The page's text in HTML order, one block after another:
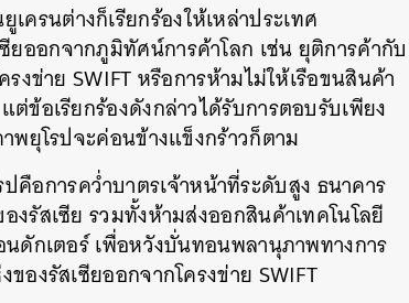
ครนต่างก็เรียกร้องให้เหล่าประเทศ
ออกจากภูมิทัศน์การค้าโลก เช่น ยุติการค้ากับ
งข่าย SWIFT หรือการห้ามไม่ให้เรือขนสินค้า
ข้อเรียกร้องดังกล่าวได้รับการตอบรับเพียง
พยุโรปจะค่อนข้างแข็งกร้าวก็ตาม
อการคว่ำบาตรเจ้าหน้าที่ระดับสูง ธนาคาร
รัสเซีย รวมทั้งห้ามส่งออกสินค้าเทคโนโลยี
ดักเตอร์ เพื่อหวังบั่นทอนพลานุภาพทางการ
งรัสเซียออกจากโครงข่าย SWIFT
LINE EMAIL